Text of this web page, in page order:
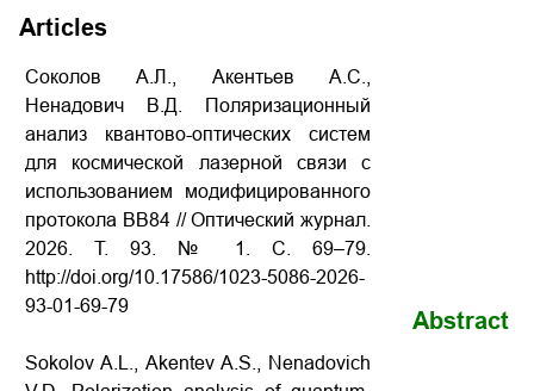
Articles
Соколов А.Л., Акентьев А.С.,
Ненадович В.Д. Поляризационный
анализ квантово-оптических систем
для космической лазерной связи с
использованием модифицированного
протокола BB84 // Оптический журнал.
2026. Т. 93. № 1. С. 69–79.
http://doi.org/10.17586/1023-5086-2026-
93-01-69-79
Sokolov A.L., Akentev A.S., Nenadovich
Abstract